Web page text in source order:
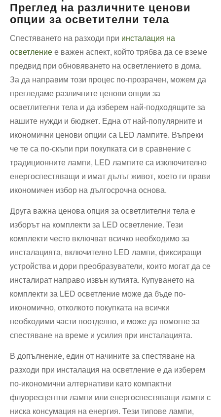
Преглед на различните ценови
опции за осветителни тела
Спестяването на разходи при инсталация на
осветлениее важен аспект, който трябва да се вземе
предвид при обновяването на осветлението в дома.
За да направим този процес по-прозрачен, можем да
прегледаме различните ценови опции за
осветлителни тела и да изберем най-подходящите за
нашите нужди и бюджет. Една от най-популярните и
икономични ценови опции са LED лампите. Въпреки
че те са по-скъпи при покупката си в сравнение с
традиционните лампи, LED лампите са изключително
енергоспестяващи и имат дълъг живот, което ги прави
икономичен избор на дългосрочна основа.
Друга важна ценова опция за осветлителни тела е
изборът на комплекти за LED осветление. Тези
комплекти често включват всичко необходимо за
инсталацията, включително LED лампи, фиксиращи
устройства и дори преобразуватели, които могат да се
инсталират направо извън кутията. Купуването на
комплекти за LED осветление може да бъде по-
икономично, отколкото покупката на всички
необходими части поотделно, и може да помогне за
спестяване на време и усилия при инсталацията.
В допълнение, един от начините за спестяване на
разходи при инсталация на осветление е да изберем
по-икономични алтернативи като компактни
флуоресцентни лампи или енергоспестяващи лампи с
ниска консумация на енергия. Тези типове лампи,